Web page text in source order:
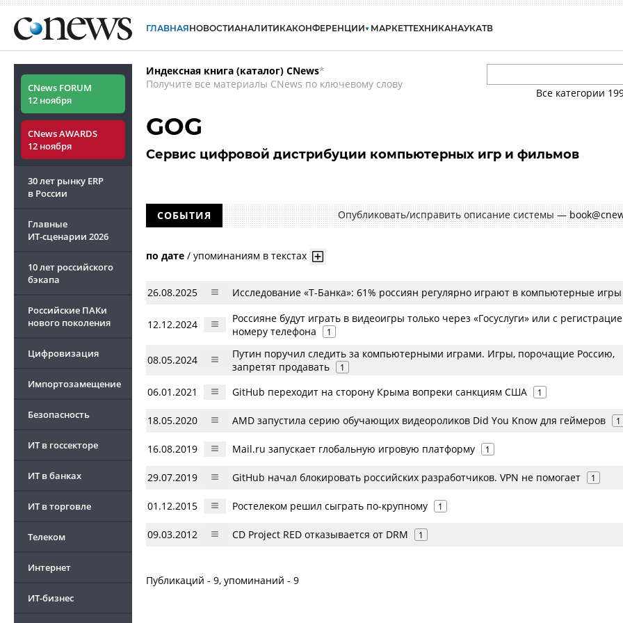
ГЛАВНАЯНОВОСТИАНАЛИТИКАКОНФЕРЕНЦИИ МАРКЕТТЕХНИКАНАУКАТВ
CNews FORUM
12 ноября
CNews AWARDS
12 ноября
30 лет рынку ERP
в России
Главные
ИТ-сценарии 2026
10 лет российского
бэкапа
Российские ПАКи
нового поколения
Цифровизация
Импортозамещение
Безопасность
ИТ в госсекторе
ИТ в банках
ИТ в торговле
Телеком
Интернет
ИТ-бизнес
Индексная книга (каталог) CNews*
Получите все материалы CNews по ключевому слову
Все категории
GOG
Сервис цифровой дистрибуции компьютерных игр и фильмов
СОБЫТИЯ Опубликовать/исправить описание системы —
по дате / упоминаниям в текстах
26.08.2025 Исследование «Т-Банка»: 61% россиян регулярно играют в компьютерные игры
12.12.2024
Россияне будут играть в видеоигры только через «Госуслуги» или с
номеру телефона
1
08.05.2024
Путин поручил следить за компьютерными играми. Игры, порочащие Россию,
запретят продавать
1
06.01.2021 GitHub переходит на сторону Крыма вопреки санкциям США 1
18.05.2020 AMD запустила серию обучающих видеороликов Did You Know для геймеров 1
16.08.2019 Mail.ru запускает глобальную игровую платформу 1
29.07.2019 GitHub начал блокировать российских разработчиков. VPN не помогает 1
01.12.2015 Ростелеком решил сыграть по-крупному 1
09.03.2012 CD Project RED отказывается от DRM 1
Публикаций - 9, упоминаний - 9